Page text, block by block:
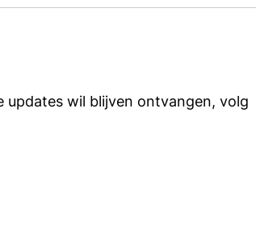
updates wil blijven ontvangen, volg